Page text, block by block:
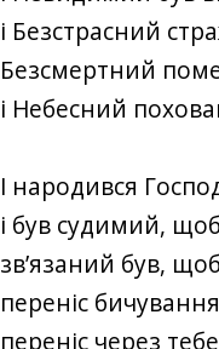
і Безстрасний
Безсмертний
і Небесний
І народився
і був судимий,
зв’язаний був,
переніс
переніс через